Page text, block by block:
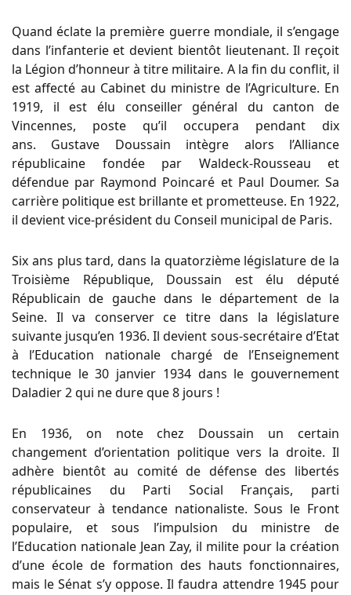
Quand éclate la première guerre mondiale, il s’engage
dans l’infanterie et devient bientôt lieutenant. Il reçoit
la Légion d’honneur à titre militaire. A la fin du conflit, il
est affecté au Cabinet du ministre de l’Agriculture. En
1919, il est élu conseiller général du canton de
Vincennes, poste qu’il occupera pendant dix
ans. Gustave Doussain intègre alors l’Alliance
républicaine fondée par Waldeck-Rousseau et
défendue par Raymond Poincaré et Paul Doumer. Sa
carrière politique est brillante et prometteuse. En 1922,
il devient vice-président du Conseil municipal de Paris.
Six ans plus tard, dans la quatorzième législature de la
Troisième République, Doussain est élu député
Républicain de gauche dans le département de la
Seine. Il va conserver ce titre dans la législature
suivante jusqu’en 1936. Il devient sous-secrétaire d’Etat
à l’Education nationale chargé de l’Enseignement
technique le 30 janvier 1934 dans le gouvernement
Daladier 2 qui ne dure que 8 jours !
En 1936, on note chez Doussain un certain
changement d’orientation politique vers la droite. Il
adhère bientôt au comité de défense des libertés
républicaines du Parti Social Français, parti
conservateur à tendance nationaliste. Sous le Front
populaire, et sous l’impulsion du ministre de
l’Education nationale Jean Zay, il milite pour la création
d’une école de formation des hauts fonctionnaires,
mais le Sénat s’y oppose. Il faudra attendre 1945 pour